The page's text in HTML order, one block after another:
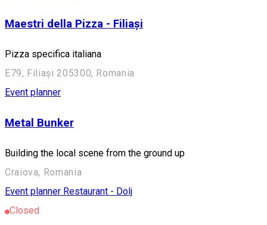
Maestri della Pizza - Filiași
Pizza specifica italiana
E79, Filiași 205300, Romania
Event planner
Metal Bunker
Building the local scene from the ground up
Craiova, Romania
Event planner Restaurant - Dolj
Closed